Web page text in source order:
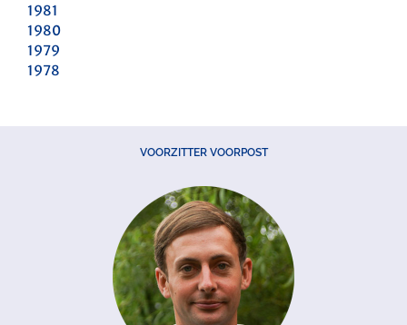
1981
1980
1979
1978
VOORZITTER VOORPOST